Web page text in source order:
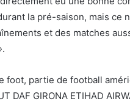
la pré-saison, mais ce
et des matches